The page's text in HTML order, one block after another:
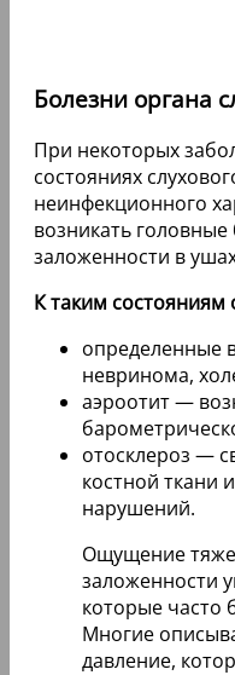
Болезни органа
При некоторых
состояниях
неинфекционного
возникать
заложенности в
К таким состояниям
определенные
невринома,
аэроотит —
отосклероз —
костной ткани
нарушений.
Ощущение
заложенности
которые часто
Многие
давление,